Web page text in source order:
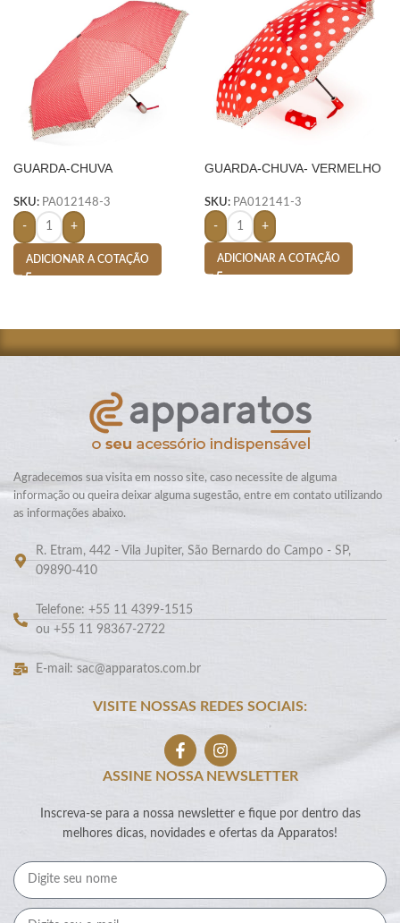
GUARDA-CHUVA
SKU: PA012148-3
- +
ADICIONAR A COTAÇÃO
GUARDA-CHUVA- VERMELHO
SKU: PA012141-3
- +
ADICIONAR A COTAÇÃO
Agradecemos sua visita em nosso site, caso necessite de alguma
informação ou queira deixar alguma sugestão, entre em contato utilizando
as informações abaixo.
R. Etram, 442 - Vila Jupiter, São Bernardo do Campo - SP,
09890-410
Telefone: +55 11 4399-1515
ou +55 11 98367-2722
E-mail: sac@apparatos.com.br
VISITE NOSSAS REDES SOCIAIS:
ASSINE NOSSA NEWSLETTER
Inscreva-se para a nossa newsletter e fique por dentro das
melhores dicas, novidades e ofertas da Apparatos!